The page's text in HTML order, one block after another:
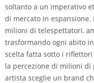
soltanto a un imperativo
di mercato in espansione.
milioni di telespettatori,
trasformando ogni abito
scelta fatta sotto i
la percezione di milioni di
artista sceglie un brand